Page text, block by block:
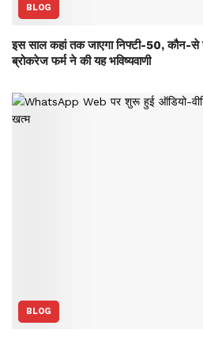
BLOG
इस साल कहां तक जाएगा निफ्टी-50, कौन-से
ब्रोकरेज फर्म ने की यह भविष्‍यवाणी
BLOG